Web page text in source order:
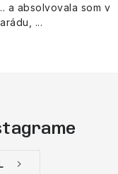
a absolvovala som v
...